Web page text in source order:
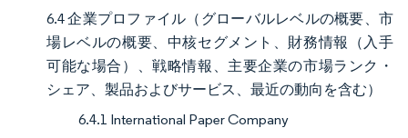
6.4 企業プロファイル（グローバルレベルの概要、市
場レベルの概要、中核セグメント、財務情報（入手
可能な場合）、戦略情報、主要企業の市場ランク・
シェア、製品およびサービス、最近の動向を含む）
6.4.1 International Paper Company